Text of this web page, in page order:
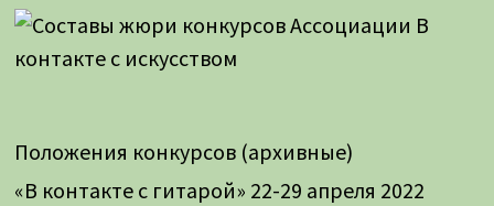
Положения конкурсов (архивные)
«В контакте с гитарой» 22-29 апреля 2022